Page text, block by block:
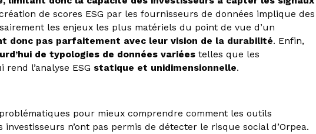
de scores ESG par les fournisseurs de données implique des
les enjeux les plus matériels du point de vue d’un
donc pas parfaitement avec leur vision de la durabilité. Enfin,
de typologies de données variéestelles que les
l’analyse ESG statique et unidimensionnelle.
pour mieux comprendre comment les outils
n’ont pas permis de détecter le risque social d’Orpea.